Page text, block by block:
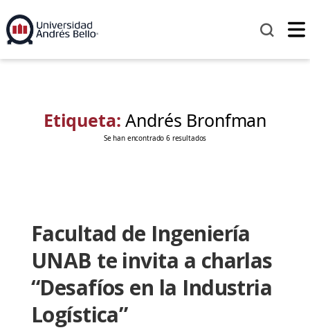
Etiqueta:Andrés Bronfman
Se han encontrado 6 resultados
Facultad de Ingeniería
UNAB te invita a charlas
“Desafíos en la Industria
Logística”